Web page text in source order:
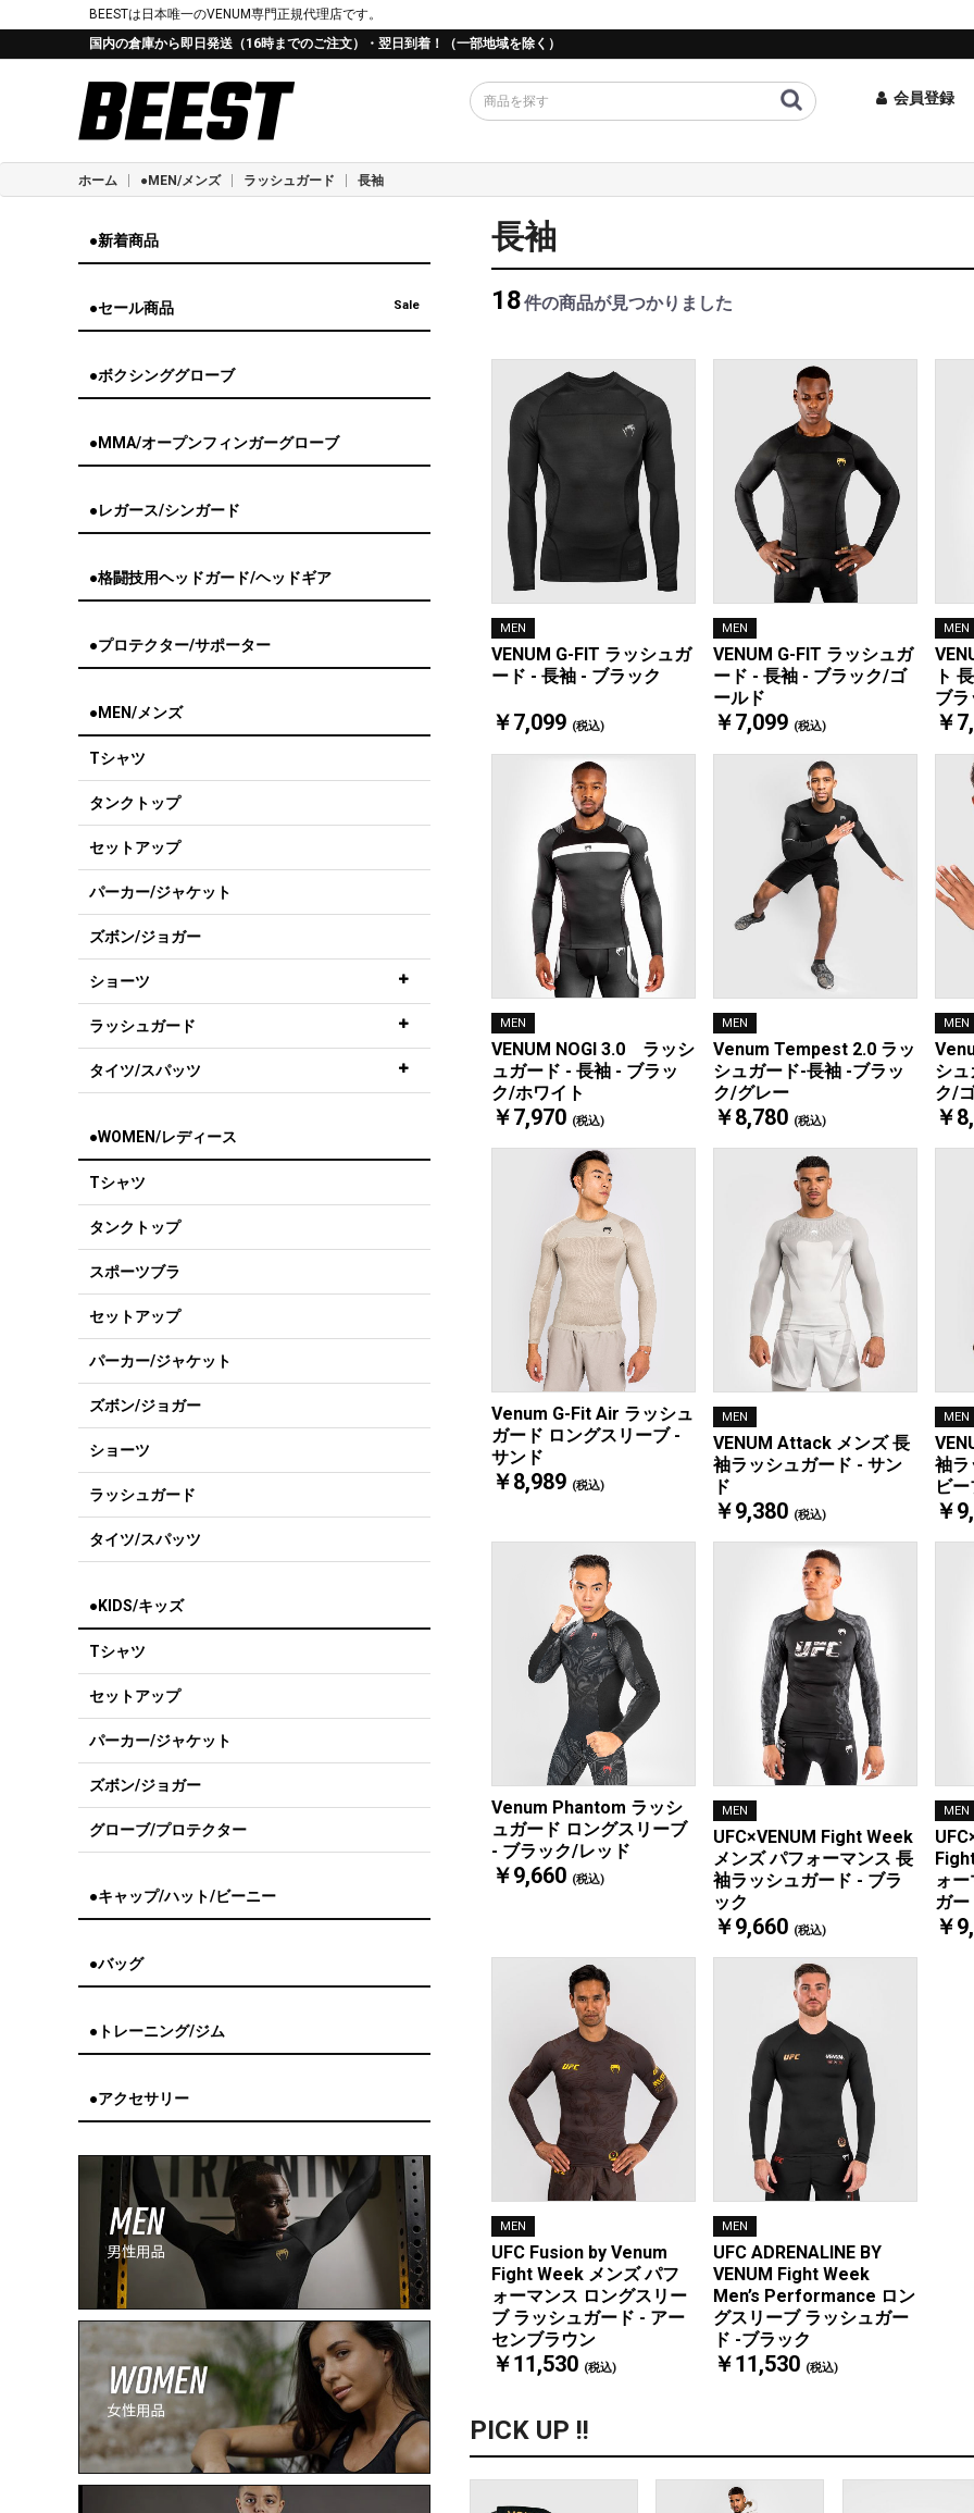
BEESTは日本唯一のVENUM専門正規代理店です。
国内の倉庫から即日発送（16時までのご注文）・翌日到着！（一部地域を除く）
会員登録
ホーム ●MEN/メンズ ラッシュガード 長袖
●新着商品
●セール商品 Sale
●ボクシンググローブ
●MMA/オープンフィンガーグローブ
●レガース/シンガード
●格闘技用ヘッドガード/ヘッドギア
●プロテクター/サポーター
●MEN/メンズ
Tシャツ
タンクトップ
セットアップ
パーカー/ジャケット
ズボン/ジョガー
ショーツ
ラッシュガード
タイツ/スパッツ
●WOMEN/レディース
Tシャツ
タンクトップ
スポーツブラ
セットアップ
パーカー/ジャケット
ズボン/ジョガー
ショーツ
ラッシュガード
タイツ/スパッツ
●KIDS/キッズ
Tシャツ
セットアップ
パーカー/ジャケット
ズボン/ジョガー
グローブ/プロテクター
●キャップ/ハット/ビーニー
●バッグ
●トレーニング/ジム
●アクセサリー
長袖
18件の商品が見つかりました
MEN
VENUM G-FIT ラッシュガ
ード - 長袖 - ブラック
￥7,099 (税込)
MEN
VENUM G-FIT ラッシュガ
ード - 長袖 - ブラック/ゴ
ールド
￥7,099 (税込)
MEN
ト
ブ
￥
MEN
VENUM NOGI 3.0 ラッシ
ュガード - 長袖 - ブラッ
ク/ホワイト
￥7,970 (税込)
MEN
Venum Tempest 2.0 ラッ
シュガード-長袖 -ブラッ
ク/グレー
￥8,780 (税込)
MEN
シ
ク/
￥
Venum G-Fit Air ラッシュ
ガード ロングスリーブ -
サンド
￥8,989 (税込)
MEN
VENUM Attack メンズ 長
袖ラッシュガード - サン
ド
￥9,380 (税込)
MEN
袖ラ
ビ
￥
Venum Phantom ラッシ
ュガード ロングスリーブ
- ブラック/レッド
￥9,660 (税込)
MEN
UFC×VENUM Fight Week
メンズ パフォーマンス 長
袖ラッシュガード - ブラ
ック
￥9,660 (税込)
MEN
ォ
ガ
￥
MEN
UFC Fusion by Venum
Fight Week メンズ パフ
ォーマンス ロングスリー
ブ ラッシュガード - アー
センブラウン
￥11,530 (税込)
MEN
UFC ADRENALINE BY
VENUM Fight Week
Men’s Performance ロン
グスリーブ ラッシュガー
ド -ブラック
￥11,530 (税込)
PICK UP !!